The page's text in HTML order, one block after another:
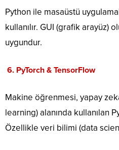
Python ile masaüstü
kullanılır. GUI (grafik arayüz)
uygundur.
6. PyTorch & TensorFlow
Makine öğrenmesi, yapay
learning) alanında kullanılan
Özellikle veri bilimi (data